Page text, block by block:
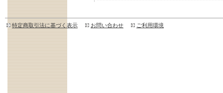
特定商取引法に基づく表示 お問い合わせ ご利用環境